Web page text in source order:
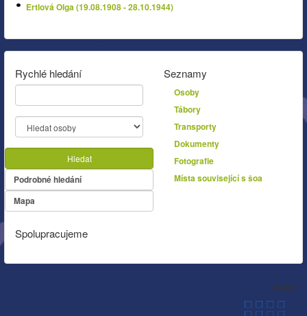
Ertlová Olga (19.08.1908 - 28.10.1944)
Rychlé hledání
Hledat
Podrobné hledání
Mapa
Seznamy
Osoby
Tábory
Transporty
Dokumenty
Fotografie
Místa související s šoa
Spolupracujeme
Autor